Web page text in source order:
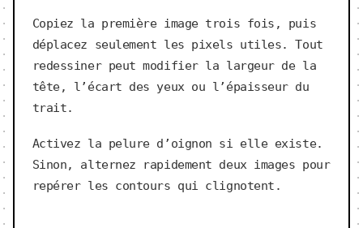
Copiez la première image trois fois, puis
déplacez seulement les pixels utiles. Tout
redessiner peut modifier la largeur de la
tête, l’écart des yeux ou l’épaisseur du
trait.
Activez la pelure d’oignon si elle existe.
Sinon, alternez rapidement deux images pour
repérer les contours qui clignotent.